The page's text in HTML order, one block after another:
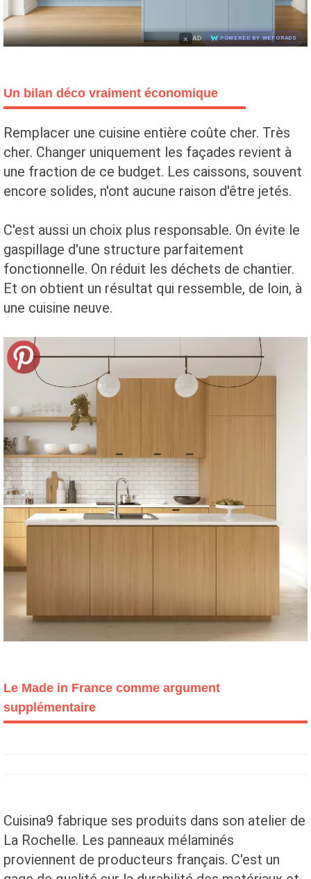
× AD POWERED BY WEFORADS
Un bilan déco vraiment économique
Remplacer une cuisine entière coûte cher. Très
cher. Changer uniquement les façades revient à
une fraction de ce budget. Les caissons, souvent
encore solides, n'ont aucune raison d'être jetés.
C'est aussi un choix plus responsable. On évite le
gaspillage d'une structure parfaitement
fonctionnelle. On réduit les déchets de chantier.
Et on obtient un résultat qui ressemble, de loin, à
une cuisine neuve.
Le Made in France comme argument
supplémentaire
Cuisina9 fabrique ses produits dans son atelier de
La Rochelle. Les panneaux mélaminés
proviennent de producteurs français. C'est un